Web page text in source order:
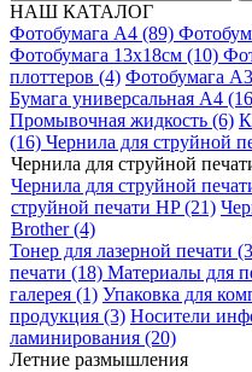
НАШ КАТАЛОГ
Фотобумага A4 (89)
Фотобумага 13х18см (10)
плоттеров (4) Фотобумага
Бумага универсальная A4
Промывочная жидкость (6)
(16) Чернила для струйной
Чернила для струйной
Чернила для струйной
струйной печати HP (21)
Brother (4)
Тонер для лазерной печати
печати (18) Материалы для
галерея (1) Упаковка для
продукция (3) Носители
ламинирования (20)
Летние размышления